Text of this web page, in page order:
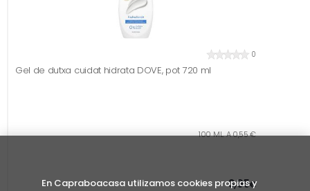
0
Gel de dutxa cuidat hidrata DOVE, pot 720 ml
100 ML. A 0,55 €
3,95€
En Capraboacasa utilizamos cookies propias y